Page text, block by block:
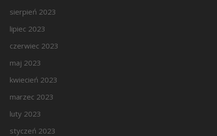
sierpień 2023
lipiec 2023
czerwiec 2023
maj 2023
kwiecień 2023
marzec 2023
luty 2023
styczeń 2023